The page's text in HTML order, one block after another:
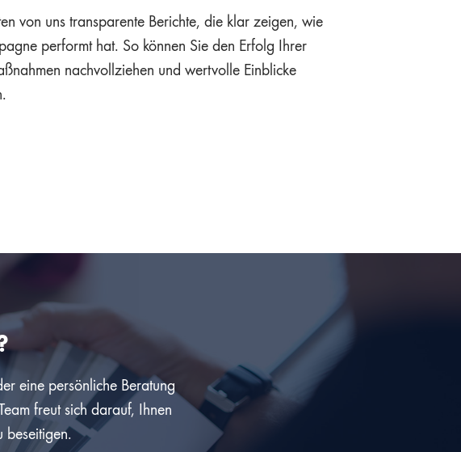
von uns transparente Berichte, die klar zeigen, wie
performt hat. So können Sie den Erfolg Ihrer
nachvollziehen und wertvolle Einblicke
eine persönliche Beratung
freut sich darauf, Ihnen
beseitigen.